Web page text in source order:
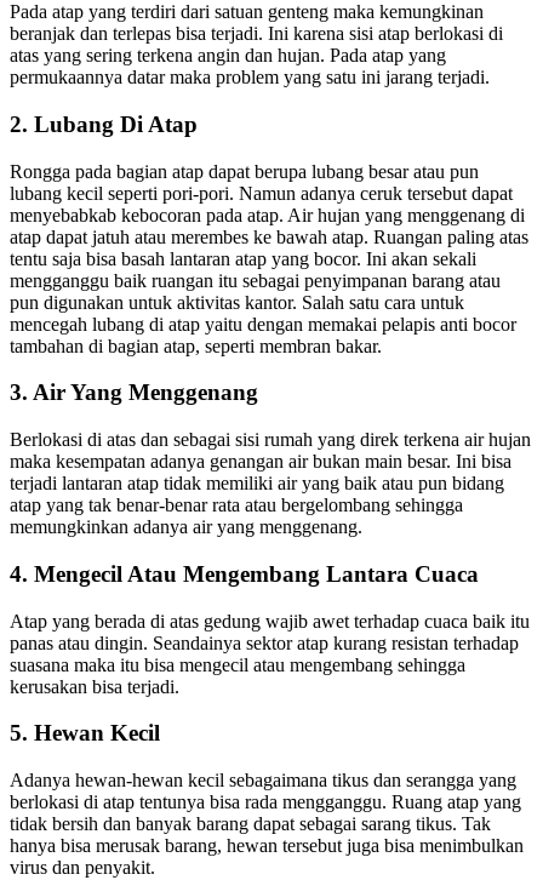
Pada atap yang terdiri dari satuan genteng maka kemungkinan
beranjak dan terlepas bisa terjadi. Ini karena sisi atap berlokasi di
atas yang sering terkena angin dan hujan. Pada atap yang
permukaannya datar maka problem yang satu ini jarang terjadi.
2. Lubang Di Atap
Rongga pada bagian atap dapat berupa lubang besar atau pun
lubang kecil seperti pori-pori. Namun adanya ceruk tersebut dapat
menyebabkab kebocoran pada atap. Air hujan yang menggenang di
atap dapat jatuh atau merembes ke bawah atap. Ruangan paling atas
tentu saja bisa basah lantaran atap yang bocor. Ini akan sekali
mengganggu baik ruangan itu sebagai penyimpanan barang atau
pun digunakan untuk aktivitas kantor. Salah satu cara untuk
mencegah lubang di atap yaitu dengan memakai pelapis anti bocor
tambahan di bagian atap, seperti membran bakar.
3. Air Yang Menggenang
Berlokasi di atas dan sebagai sisi rumah yang direk terkena air hujan
maka kesempatan adanya genangan air bukan main besar. Ini bisa
terjadi lantaran atap tidak memiliki air yang baik atau pun bidang
atap yang tak benar-benar rata atau bergelombang sehingga
memungkinkan adanya air yang menggenang.
4. Mengecil Atau Mengembang Lantara Cuaca
Atap yang berada di atas gedung wajib awet terhadap cuaca baik itu
panas atau dingin. Seandainya sektor atap kurang resistan terhadap
suasana maka itu bisa mengecil atau mengembang sehingga
kerusakan bisa terjadi.
5. Hewan Kecil
Adanya hewan-hewan kecil sebagaimana tikus dan serangga yang
berlokasi di atap tentunya bisa rada mengganggu. Ruang atap yang
tidak bersih dan banyak barang dapat sebagai sarang tikus. Tak
hanya bisa merusak barang, hewan tersebut juga bisa menimbulkan
virus dan penyakit.